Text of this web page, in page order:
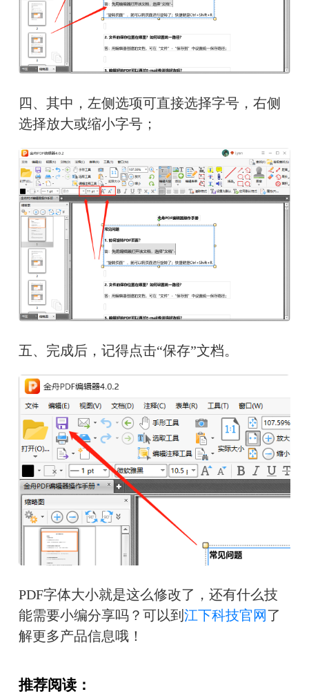
四、其中，左侧选项可直接选择字号，右侧
选择放大或缩小字号；
五、完成后，记得点击“保存”文档。
PDF字体大小就是这么修改了，还有什么技
能需要小编分享吗？可以到 江下科技官网了
解更多产品信息哦！
推荐阅读：